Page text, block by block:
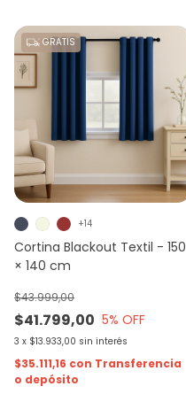
GRATIS
Cortina Blackout Textil - 150
× 140 cm
$41.799,00
$43.999,00
5% OFF
3 x $13.933,00 sin interés
$35.111,16 con Transferencia
o depósito
+14